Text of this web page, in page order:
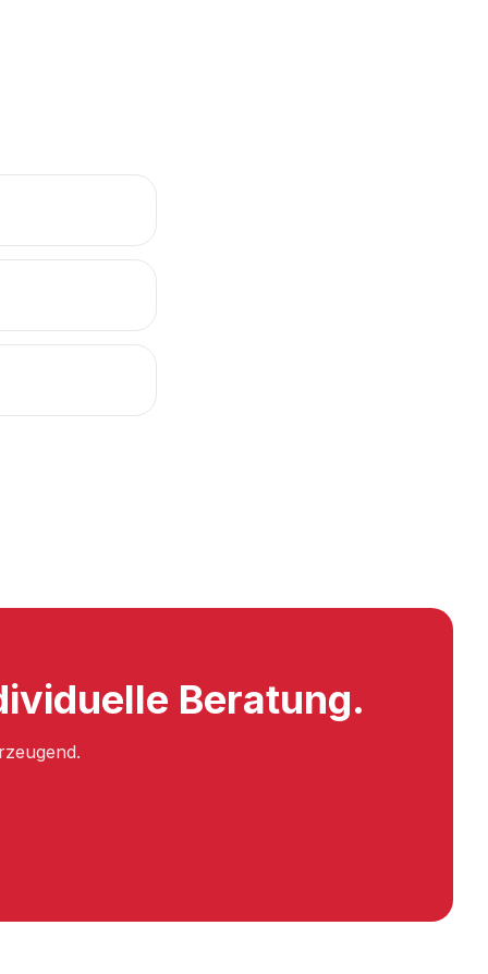
Beratung.